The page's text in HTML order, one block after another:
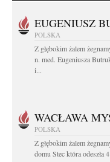
EUGENIUSZ
POLSKA
Z głębokim żalem
n. med. Eugeniusza
i...
WACŁAWA
POLSKA
Z głębokim żalem
domu Stec która odeszła